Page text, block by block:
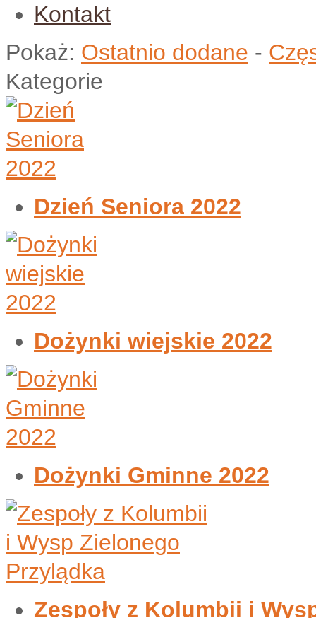
Kontakt
Pokaż: Ostatnio dodane -
Kategorie
Dzień Seniora 2022
Dożynki wiejskie 2022
Dożynki Gminne 2022
Zespoły z Kolumbii i